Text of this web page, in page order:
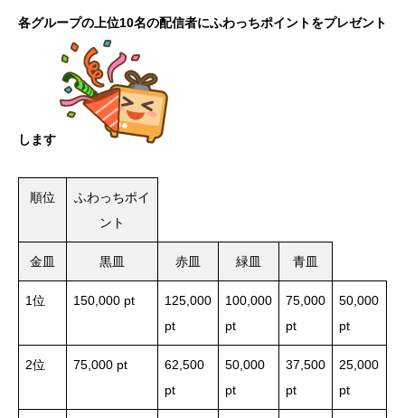
各グループの上位10名の配信者にふわっちポイントをプレゼント
します
順位
ふわっちポイ
ント
金皿 黒皿 赤皿 緑皿 青皿
1位 150,000 pt
125,000
pt
100,000
pt
75,000
pt
50,000
pt
2位 75,000 pt
62,500
pt
50,000
pt
37,500
pt
25,000
pt